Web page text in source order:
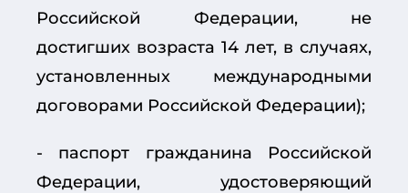
Российской Федерации, не
достигших возраста 14 лет, в случаях,
установленных международными
договорами Российской Федерации);
- паспорт гражданина Российской
Федерации, удостоверяющий